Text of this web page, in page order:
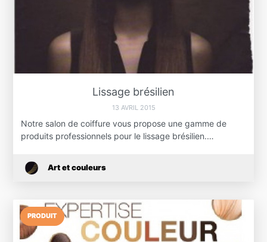
Lissage brésilien
13 AVRIL 2015
Notre salon de coiffure vous propose une gamme de
produits professionnels pour le lissage brésilien.…
Art et couleurs
PRODUIT